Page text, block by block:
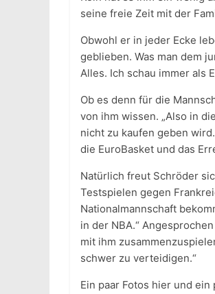
seine freie Zeit mit der
Obwohl er in jeder Ecke
geblieben. Was man dem
Alles. Ich schau immer als
Ob es denn für die
von ihm wissen. „Also in
nicht zu kaufen geben
die EuroBasket und das
Natürlich freut Schröder
Testspielen gegen
Nationalmannschaft
in der NBA.“
mit ihm
schwer zu verteidigen.“
Ein paar Fotos hier und